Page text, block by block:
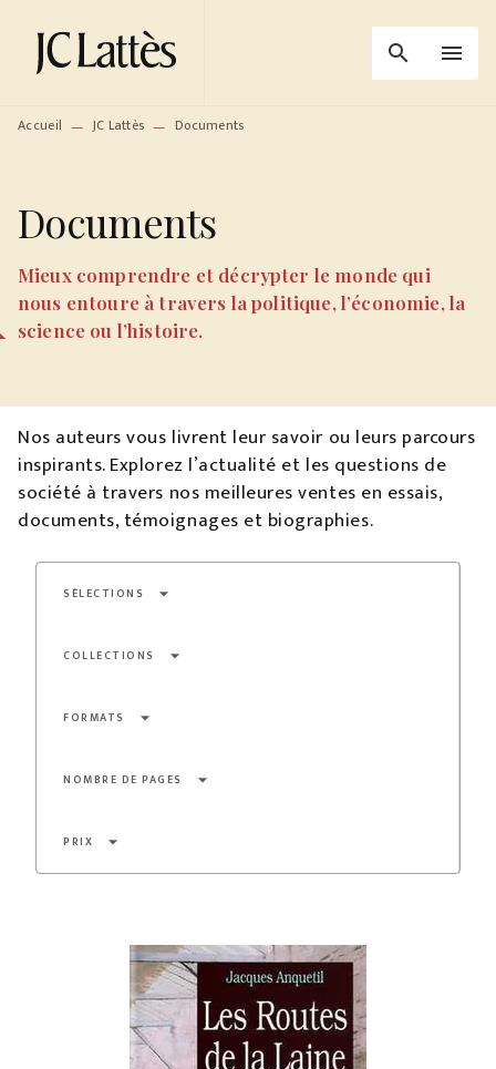
MENU RECHERCHE
PIED DE PAGE
search menu
Accueil — JC Lattès — Documents
Documents
Mieux comprendre et décrypter le monde qui
nous entoure à travers la politique, l’économie, la
science ou l’histoire.
Nos auteurs vous livrent leur savoir ou leurs parcours
inspirants. Explorez l’actualité et les questions de
société à travers nos meilleures ventes en essais,
documents, témoignages et biographies.
SÉLECTIONS arrow_drop_down
COLLECTIONS arrow_drop_down
FORMATS arrow_drop_down
NOMBRE DE PAGES arrow_drop_down
PRIX arrow_drop_down